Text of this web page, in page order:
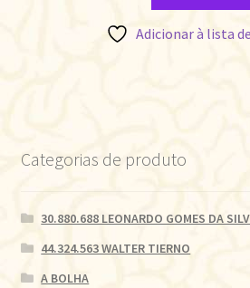
Adicionar à lista
Categorias de produto
30.880.688 LEONARDO GOMES DA
44.324.563 WALTER TIERNO
A BOLHA